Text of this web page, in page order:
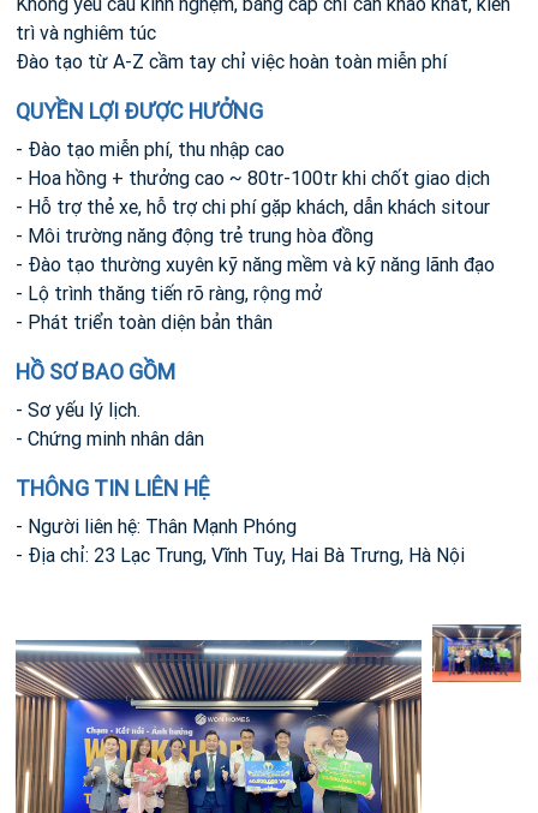
trì và nghiêm túc
Đào tạo từ A-Z cầm tay chỉ việc hoàn toàn miễn phí
QUYỀN LỢI ĐƯỢC HƯỞNG
- Đào tạo miễn phí, thu nhập cao
- Hoa hồng + thưởng cao ~ 80tr-100tr khi chốt giao dịch
- Hỗ trợ thẻ xe, hỗ trợ chi phí gặp khách, dẫn khách sitour
- Môi trường năng động trẻ trung hòa đồng
- Đào tạo thường xuyên kỹ năng mềm và kỹ năng lãnh đạo
- Lộ trình thăng tiến rõ ràng, rộng mở
- Phát triển toàn diện bản thân
HỒ SƠ BAO GỒM
- Sơ yếu lý lịch.
- Chứng minh nhân dân
THÔNG TIN LIÊN HỆ
- Người liên hệ: Thân Mạnh Phóng
- Địa chỉ: 23 Lạc Trung, Vĩnh Tuy, Hai Bà Trưng, Hà Nội